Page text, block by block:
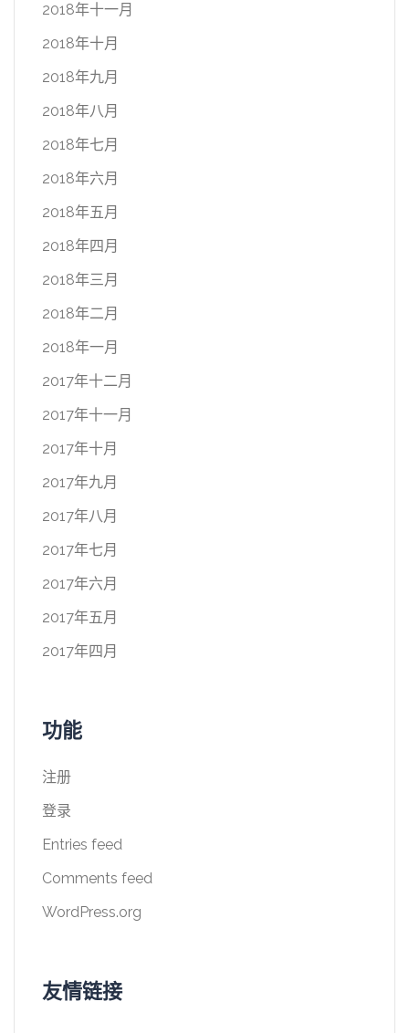
2018年十一月
2018年十月
2018年九月
2018年八月
2018年七月
2018年六月
2018年五月
2018年四月
2018年三月
2018年二月
2018年一月
2017年十二月
2017年十一月
2017年十月
2017年九月
2017年八月
2017年七月
2017年六月
2017年五月
2017年四月
功能
注册
登录
Entries feed
Comments feed
WordPress.org
友情链接